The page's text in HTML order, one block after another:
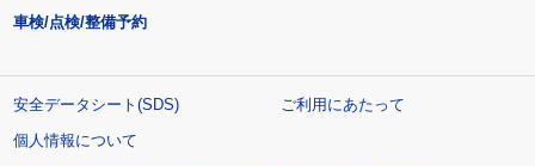
車検/点検/整備予約
安全データシート(SDS)
ご利用にあたって
個人情報について